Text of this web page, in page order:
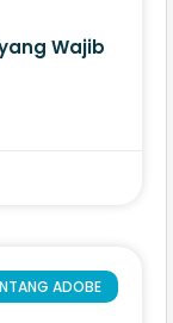
Wajib
ADOBE